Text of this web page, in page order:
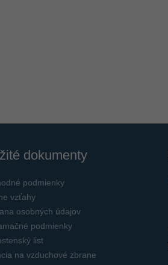
dokumenty
podmienky
vzťahy
osobných údajov
podmienky
list
na vzduchové zbrane